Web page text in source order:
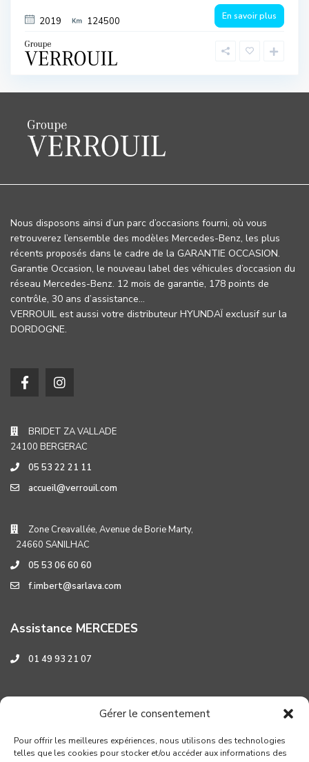
Gérer le consentement
Pour offrir les meilleures expériences, nous utilisons des technologies
telles que les cookies pour stocker et/ou accéder aux informations des
2019 124500 En savoir plus
Nous disposons ainsi d’un parc d’occasions fourni, où vous
retrouverez l’ensemble des modèles Mercedes-Benz, les plus
récents proposés dans le cadre de la GARANTIE OCCASION.
Garantie Occasion, le nouveau label des véhicules d’occasion du
réseau Mercedes-Benz. 12 mois de garantie, 178 points de
contrôle, 30 ans d’assistance…
VERROUIL est aussi votre distributeur HYUNDAÏ exclusif sur la
DORDOGNE.
BRIDET ZA VALLADE
24100 BERGERAC
05 53 22 21 11
accueil@verrouil.com
Zone Creavallée, Avenue de Borie Marty,
24660 SANILHAC
05 53 06 60 60
f.imbert@sarlava.com
Assistance MERCEDES
01 49 93 21 07
Assistance HYUNDAI